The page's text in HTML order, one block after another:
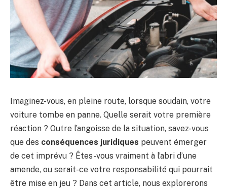
Imaginez-vous, en pleine route, lorsque soudain, votre
voiture tombe en panne. Quelle serait votre première
réaction ? Outre l’angoisse de la situation, savez-vous
que des conséquences juridiques peuvent émerger
de cet imprévu ? Êtes-vous vraiment à l’abri d’une
amende, ou serait-ce votre responsabilité qui pourrait
être mise en jeu ? Dans cet article, nous explorerons